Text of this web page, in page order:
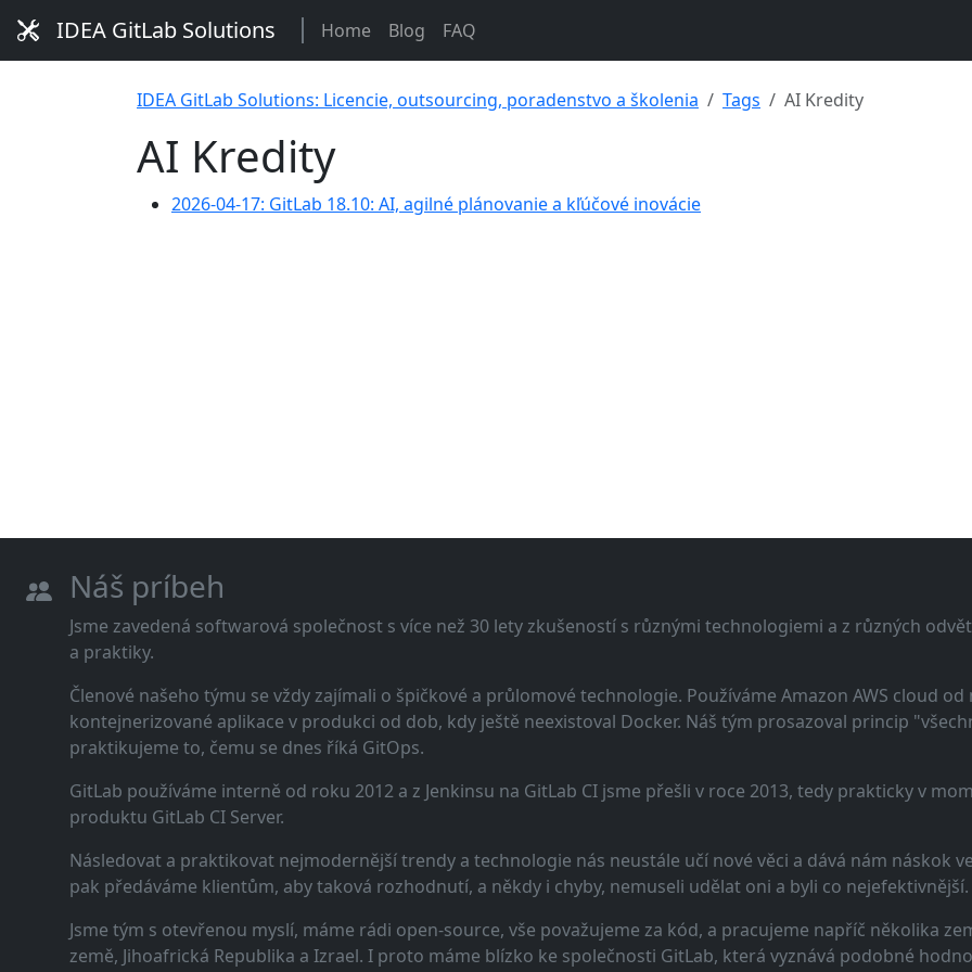
IDEA GitLab Solutions Home Blog FAQ
IDEA GitLab Solutions: Licencie, outsourcing, poradenstvo a školenia Tags AI Kredity
AI Kredity
2026-04-17: GitLab 18.10: AI, agilné plánovanie a kľúčové inovácie
Náš príbeh
Jsme zavedená softwarová společnost s více než 30 lety zkušeností s různými technologiemi a z různých
a praktiky.
Členové našeho týmu se vždy zajímali o špičkové a průlomové technologie. Používáme Amazon AWS cloud
kontejnerizované aplikace v produkci od dob, kdy ještě neexistoval Docker. Náš tým prosazoval princip
praktikujeme to, čemu se dnes říká GitOps.
GitLab používáme interně od roku 2012 a z Jenkinsu na GitLab CI jsme přešli v roce 2013, tedy prakticky v
produktu GitLab CI Server.
Následovat a praktikovat nejmodernější trendy a technologie nás neustále učí nové věci a dává nám náskok
pak předáváme klientům, aby taková rozhodnutí, a někdy i chyby, nemuseli udělat oni a byli co nejefektivnější.
Jsme tým s otevřenou myslí, máme rádi open-source, vše považujeme za kód, a pracujeme napříč několika
země, Jihoafrická Republika a Izrael. I proto máme blízko ke společnosti GitLab, která vyznává podobné